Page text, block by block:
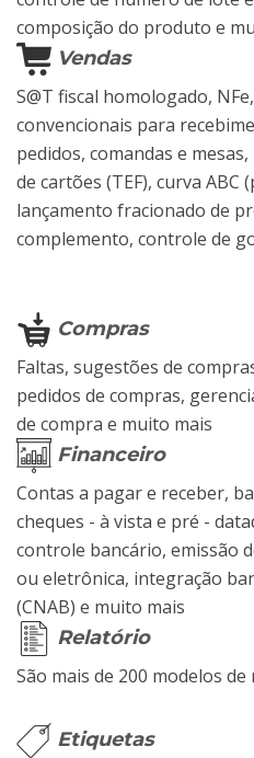
composição do produto e
Vendas
S@T fiscal homologado,
convencionais para
pedidos, comandas e
de cartões (TEF), curva
lançamento fracionado de
complemento, controle de
Compras
Faltas, sugestões de
pedidos de compras,
de compra e muito mais
Financeiro
Contas a pagar e receber,
cheques - à vista e pré -
controle bancário, emissão
ou eletrônica, integração
(CNAB) e muito mais
Relatório
São mais de 200 modelos
Etiquetas